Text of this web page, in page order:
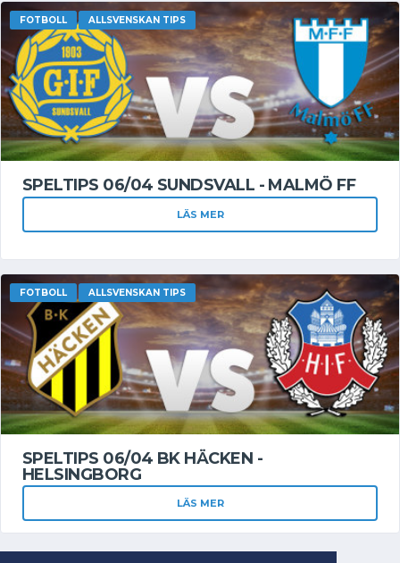
FOTBOLL ALLSVENSKAN TIPS
SPELTIPS 06/04 SUNDSVALL - MALMÖ FF
LÄS MER
FOTBOLL ALLSVENSKAN TIPS
SPELTIPS 06/04 BK HÄCKEN -
HELSINGBORG
LÄS MER